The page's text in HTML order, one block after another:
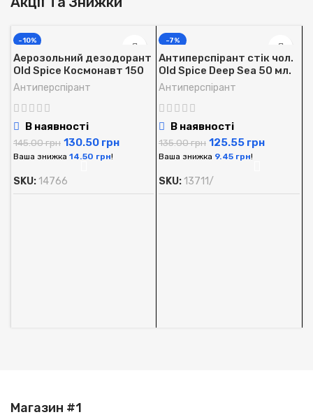
-10%
Аерозольний дезодорант
Old Spice Космонавт 150
мл.
Антиперспірант
В наявності
145.00грн 130.50 грн
Ваша знижка 14.50 грн!
SKU: 14766
-7%
Антиперспірант стік чол.
Old Spice Deep Sea 50 мл.
Антиперспірант
В наявності
135.00грн 125.55 грн
Ваша знижка 9.45 грн!
SKU: 13711/
Магазин #1